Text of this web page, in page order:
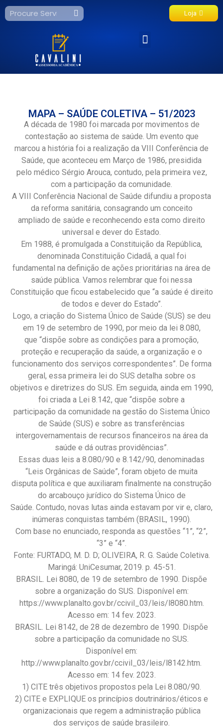
Loja
MAPA – SAÚDE COLETIVA – 51/2023
A década de 1980 foi marcada por movimentos de
contestação ao sistema de saúde. Um evento que
marcou a história foi a realização da VIII Conferência de
Saúde, que aconteceu em Março de 1986, presidida
pelo médico Sérgio Arouca, contudo, pela primeira vez,
com a participação da comunidade.
A VIII Conferência Nacional de Saúde difundiu a proposta
da reforma sanitária, consagrando um conceito
ampliado de saúde e reconhecendo esta como direito
universal e dever do Estado.
Em 1988, é promulgada a Constituição da República,
denominada Constituição Cidadã, a qual foi
fundamental na definição de ações prioritárias na área de
saúde pública. Vamos relembrar que foi nessa
Constituição que ficou estabelecido que “a saúde é direito
de todos e dever do Estado”.
Logo, a criação do Sistema Único de Saúde (SUS) se deu
em 19 de setembro de 1990, por meio da lei 8.080,
que “dispõe sobre as condições para a promoção,
proteção e recuperação da saúde, a organização e o
funcionamento dos serviços correspondentes”. De forma
geral, essa primeira lei do SUS detalha sobre os
objetivos e diretrizes do SUS. Em seguida, ainda em 1990,
foi criada a Lei 8.142, que “dispõe sobre a
participação da comunidade na gestão do Sistema Único
de Saúde (SUS) e sobre as transferências
intergovernamentais de recursos financeiros na área da
saúde e dá outras providências”.
Essas duas leis a 8.080/90 e 8.142/90, denominadas
“Leis Orgânicas de Saúde”, foram objeto de muita
disputa política e que auxiliaram finalmente na construção
do arcabouço jurídico do Sistema Único de
Saúde. Contudo, novas lutas ainda estavam por vir e, claro,
inúmeras conquistas também (BRASIL, 1990).
Com base no enunciado, responda as questões “1”, “2”,
“3” e “4”.
Fonte: FURTADO, M. D. D; OLIVEIRA, R. G. Saúde Coletiva.
Maringá: UniCesumar, 2019. p. 45-51.
BRASIL. Lei 8080, de 19 de setembro de 1990. Dispõe
sobre a organização do SUS. Disponível em:
https://www.planalto.gov.br/ccivil_03/leis/l8080.htm.
Acesso em: 14 fev. 2023.
BRASIL. Lei 8142, de 28 de dezembro de 1990. Dispõe
sobre a participação da comunidade no SUS.
Disponível em:
http://www.planalto.gov.br/ccivil_03/leis/l8142.htm.
Acesso em: 14 fev. 2023.
1) CITE três objetivos propostos pela Lei 8.080/90.
2) CITE e EXPLIQUE os princípios doutrinários/éticos e
organizacionais que regem a administração pública
dos serviços de saúde brasileiro.